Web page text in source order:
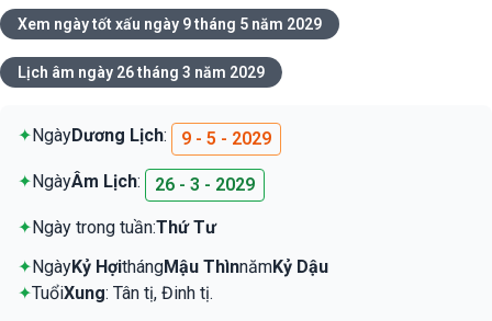
Xem ngày tốt xấu ngày 9 tháng 5 năm 2029
Lịch âm ngày 26 tháng 3 năm 2029
✦NgàyDương Lịch: 9 - 5 - 2029
✦NgàyÂm Lịch: 26 - 3 - 2029
✦Ngày trong tuần:Thứ Tư
✦NgàyKỷ HợithángMậu ThìnnămKỷ Dậu
✦TuổiXung: Tân tị, Đinh tị.